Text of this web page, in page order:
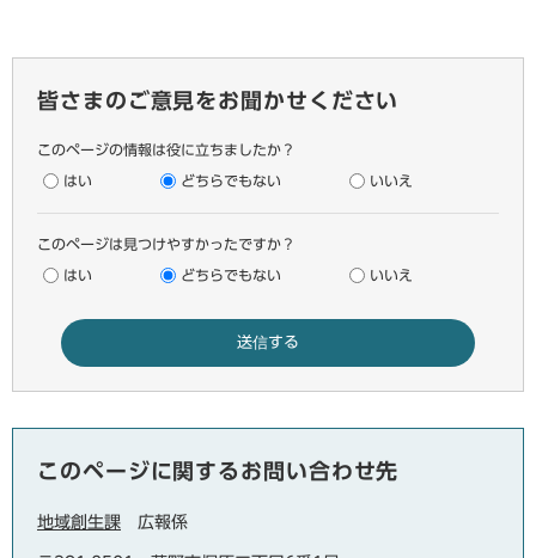
皆さまのご意見をお聞かせください
このページの情報は役に立ちましたか？
はい どちらでもない いいえ
このページは見つけやすかったですか？
はい どちらでもない いいえ
このページに関するお問い合わせ先
地域創生課 広報係